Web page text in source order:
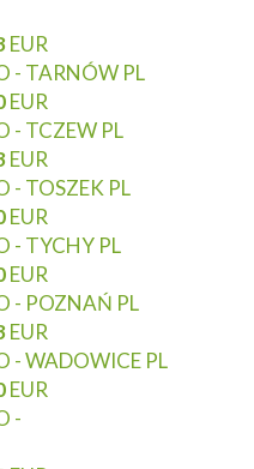
EUR
- TARNÓW PL
EUR
- TCZEW PL
EUR
- TOSZEK PL
EUR
- TYCHY PL
EUR
- POZNAŃ PL
EUR
- WADOWICE PL
EUR
-